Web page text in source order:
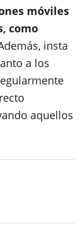
móviles
como
insta
a los
aquellos